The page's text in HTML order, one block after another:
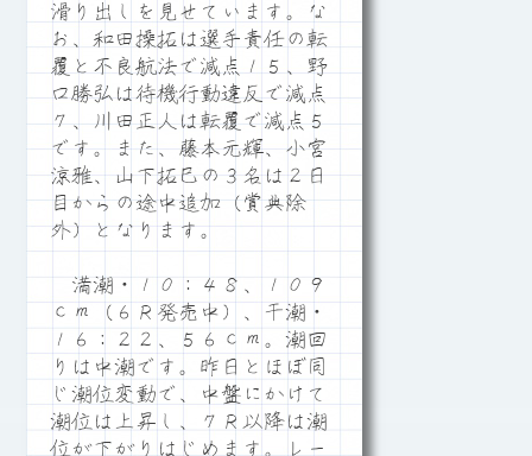
滑り出しを見せています。な
お、和田操拓は選手責任の転
覆と不良航法で減点１５、野
口勝弘は待機行動違反で減点
７、川田正人は転覆で減点５
です。また、藤本元輝、小宮
涼雅、山下拓巳の３名は２日
目からの途中追加（賞典除
外）となります。
満潮・１０：４８、１０９
ｃｍ（６Ｒ発売中）、干潮・
１６：２２、５６ｃｍ。潮回
りは中潮です。昨日とほぼ同
じ潮位変動で、中盤にかけて
潮位は上昇し、７Ｒ以降は潮
位が下がりはじめます。レー